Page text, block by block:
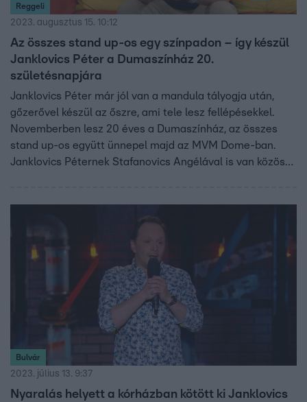
Reggeli
2023. augusztus 15. 10:12
Az összes stand up-os egy színpadon – így készül
Janklovics Péter a Dumaszínház 20.
születésnapjára
Janklovics Péter már jól van a mandula tályogja után,
gőzerővel készül az őszre, ami tele lesz fellépésekkel.
Novemberben lesz 20 éves a Dumaszínház, az összes
stand up-os együtt ünnepel majd az MVM Dome-ban.
Janklovics Péternek Stafanovics Angélával is van közös
Bulvár
2023. július 13. 9:37
Nyaralás helyett a kórházban kötött ki Janklovics